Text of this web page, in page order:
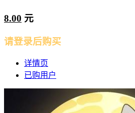
8.00 元
请登录后购买
详情页
已购用户